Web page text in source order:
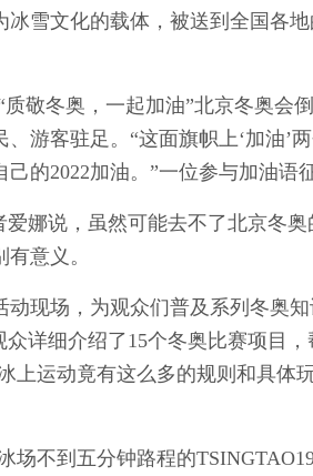
雪文化的载体，被送到全国各
敬冬奥，一起加油”北京冬奥会
游客驻足。“这面旗帜上‘加油’
的2022加油。”一位参与加油语
说，虽然可能去不了北京冬奥
意义。
场，为观众们普及系列冬奥知
详细介绍了15个冬奥比赛项目
上运动竟有这么多的规则和具体
场不到五分钟路程的